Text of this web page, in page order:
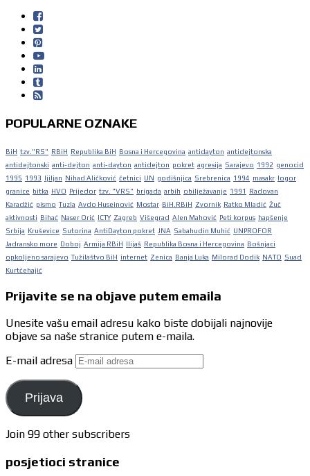
POPULARNE OZNAKE
BiH tzv."RS" RBiH Republika BiH Bosna i Hercegovina antidayton antidejtonska
antidejtonski anti-dejton anti-dayton antidejton pokret agresija Sarajevo 1992 genocid
1995 1993 ljiljan Nihad Aličković četnici UN godišnjica Srebrenica 1994 masakr logor
granice bitka HVO Prijedor tzv. "VRS" brigada arbih obilježavanje 1991
Radovan
Karadžić pismo Tuzla Avdo Huseinović Mostar BiH.RBiH Zvornik Ratko Mladić Žuč
aktivnosti Bihać Naser Orić ICTY Zagreb Višegrad Alen Mahović Peti korpus hapšenje
Srbija Kruševice Sutorina AntiDayton pokret JNA Sabahudin Muhić UNPROFOR
Jadransko more Doboj Armija RBiH Ilijaš Republika Bosna i Hercegovina Bošnjaci
opkoljeno sarajevo Tužilaštvo BiH internet Zenica Banja Luka Milorad Dodik NATO Suad
Kurtćehajić
Prijavite se na objave putem emaila
Unesite vašu email adresu kako biste dobijali najnovije
objave sa naše stranice putem e-maila.
E-mail adresa
Prijava
Join 99 other subscribers
posjetioci stranice